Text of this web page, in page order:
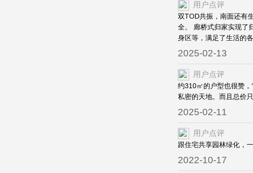
用户点评
双TOD共振，南面还有
全。 廊桥式归家实现了
身区等，满足了生活的
2025-02-13
用户点评
约310㎡的户型也很赞
私密的天地。而且总价
2025-02-11
用户点评
跟住宅共享园林绿化，
2022-10-17